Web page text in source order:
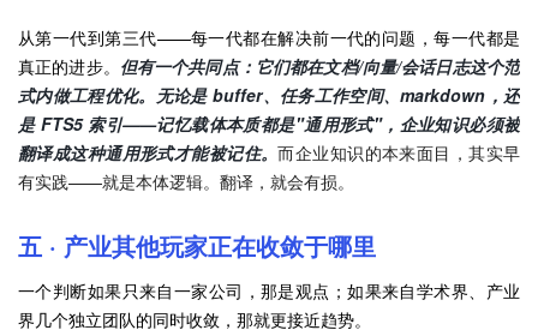
从第一代到第三代——每一代都在解决前一代的问题，每一代都是
真正的进步。 但有一个共同点：它们都在文档/向量/会话日志这个范
式内做工程优化。无论是 buffer、任务工作空间、markdown，还
是 FTS5 索引——记忆载体本质都是"通用形式"，企业知识必须被
翻译成这种通用形式才能被记住。而企业知识的本来面目，其实早
有实践——就是本体逻辑。翻译，就会有损。
五 · 产业其他玩家正在收敛于哪里
一个判断如果只来自一家公司，那是观点；如果来自学术界、产业
界几个独立团队的同时收敛，那就更接近趋势。